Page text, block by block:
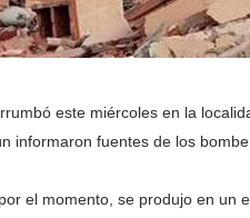
este miércoles en la
informaron fuentes de los
el momento, se produjo en un